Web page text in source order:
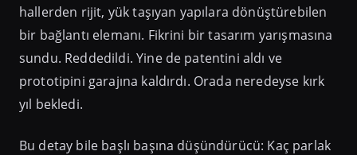
hallerden rijit, yük taşıyan yapılara dönüştürebilen
bir bağlantı elemanı. Fikrini bir tasarım yarışmasına
sundu. Reddedildi. Yine de patentini aldı ve
prototipini garajına kaldırdı. Orada neredeyse kırk
yıl bekledi.
Bu detay bile başlı başına düşündürücü: Kaç parlak